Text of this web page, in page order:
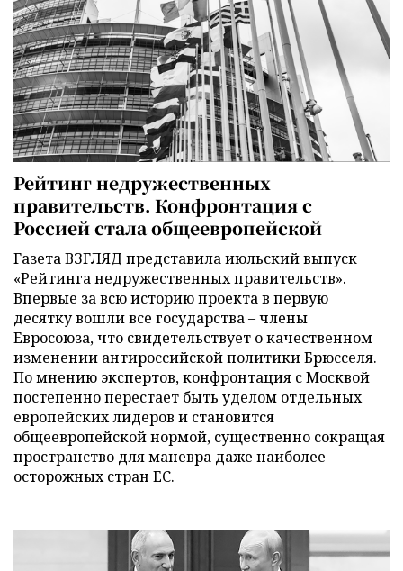
Рейтинг недружественных
правительств. Конфронтация с
Россией стала общеевропейской
Газета ВЗГЛЯД представила июльский выпуск
«Рейтинга недружественных правительств».
Впервые за всю историю проекта в первую
десятку вошли все государства – члены
Евросоюза, что свидетельствует о качественном
изменении антироссийской политики Брюсселя.
По мнению экспертов, конфронтация с Москвой
постепенно перестает быть уделом отдельных
европейских лидеров и становится
общеевропейской нормой, существенно сокращая
пространство для маневра даже наиболее
осторожных стран ЕС.